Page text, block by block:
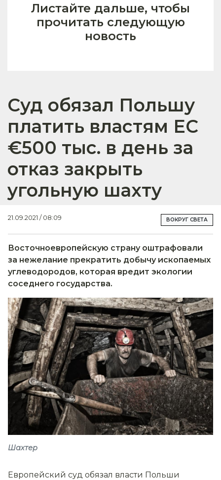
Листайте дальше, чтобы
прочитать следующую
новость
Суд обязал Польшу
платить властям ЕС
€500 тыс. в день за
отказ закрыть
угольную шахту
21.09.2021 / 08:09 ВОКРУГ СВЕТА
Восточноевропейскую страну оштрафовали
за нежелание прекратить добычу ископаемых
углеводородов, которая вредит экологии
соседнего государства.
Шахтер
Европейский суд обязал власти Польши